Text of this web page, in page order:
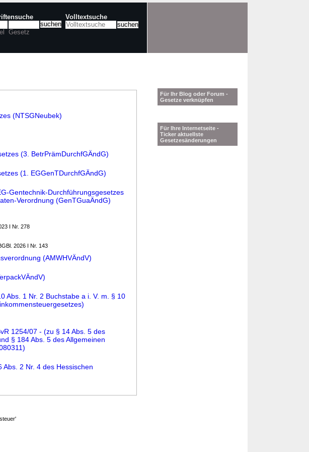
Gesetz
Volltextsuche
(NTSGNeubek)
(3. BetrPrämDurchfGÄndG)
(1. EGGenTDurchfGÄndG)
Gentechnik-Durchführungsgesetzes
Verordnung (GenTGuaÄndG)
I Nr. 278
2026 I Nr. 143
(AMWHVÄndV)
Abs. 1 Nr. 2 Buchstabe a i. V. m. § 10
1254/07 - (zu § 14 Abs. 5 des
§ 184 Abs. 5 des Allgemeinen
2 Nr. 4 des Hessischen
Für Ihr Blog oder Forum -
Gesetze verknüpfen
Für Ihre Internetseite -
Ticker aktuellste
Gesetzesänderungen